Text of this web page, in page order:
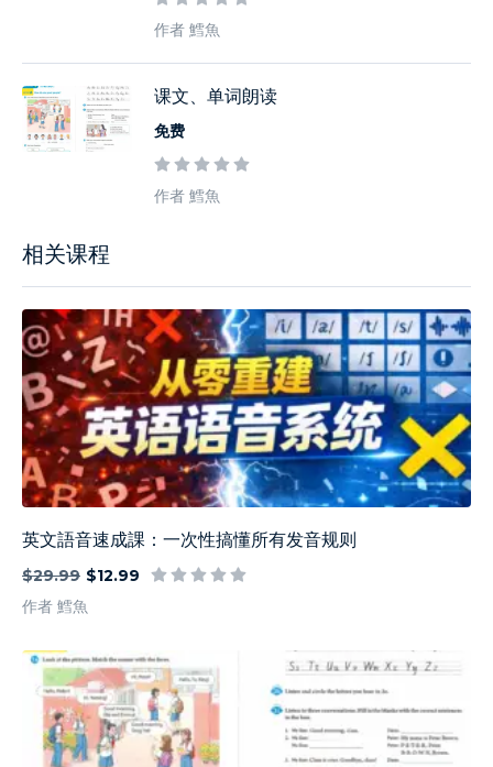
相关课程
英文語音速成課：一次性搞懂所有发音规则
$29.99 $12.99
作者 鱈魚
作者 鱈魚
课文、单词朗读
免费
作者 鱈魚